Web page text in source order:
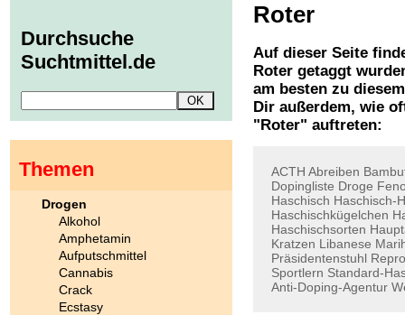
Roter
Auf dieser Seite
Roter getaggt
am besten zu
Dir außerdem, wie
" Roter" auftreten:
ACTH Abreiben
Dopingliste Droge
Haschisch Haschisch-
Haschischkügelchen
Haschischsorten
Kratzen Libanese
Präsidentenstuhl
Sportlern Standard-
Anti-Doping-Agentur
Durchsuche
Suchtmittel.de
Themen
Drogen
Alkohol
Amphetamin
Aufputschmittel
Cannabis
Crack
Ecstasy